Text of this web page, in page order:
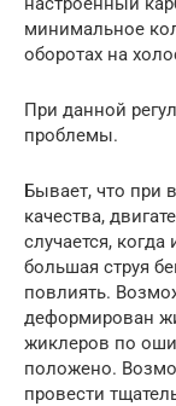
минимальное
оборотах на
При данной
проблемы.
Бывает, что при
качества,
случается, когда
большая струя
повлиять.
деформирован
жиклеров по
положено.
провести